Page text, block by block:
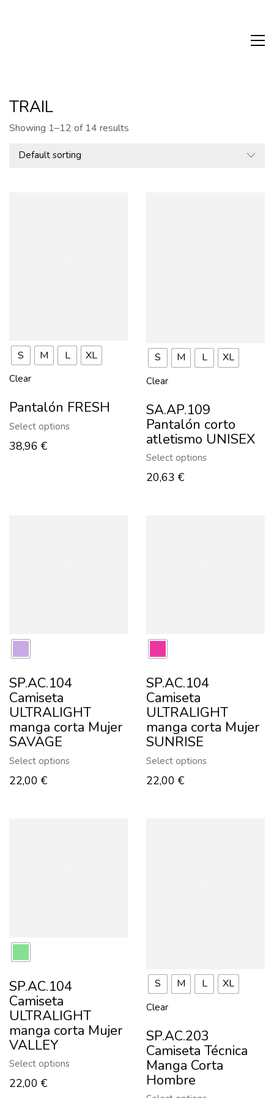
TRAIL
Showing 1–12 of 14 results
Default sorting
S M L XL
Clear
Pantalón FRESH
Select options
38,96 €
S M L XL
Clear
SA.AP.109
Pantalón corto
atletismo UNISEX
Select options
20,63 €
SP.AC.104
Camiseta
ULTRALIGHT
manga corta Mujer
SAVAGE
Select options
22,00 €
SP.AC.104
Camiseta
ULTRALIGHT
manga corta Mujer
SUNRISE
Select options
22,00 €
SP.AC.104
Camiseta
ULTRALIGHT
manga corta Mujer
VALLEY
Select options
22,00 €
S M L XL
Clear
SP.AC.203
Camiseta Técnica
Manga Corta
Hombre